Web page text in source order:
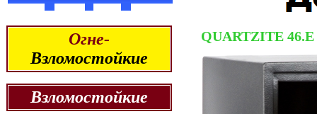
Огне-
Взломостойкие
Взломостойкие
QUARTZITE 46.E